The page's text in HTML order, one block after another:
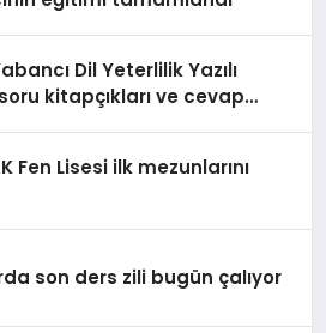
Dil Yeterlilik Yazılı
soru kitapçıkları ve cevap
Fen Lisesi ilk mezunlarını
son ders zili bugün çalıyor